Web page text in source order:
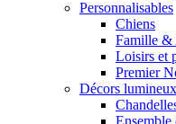
Personnalisables
Chiens
Famille &
Loisirs et
Premier
Décors lumineux
Ensemble